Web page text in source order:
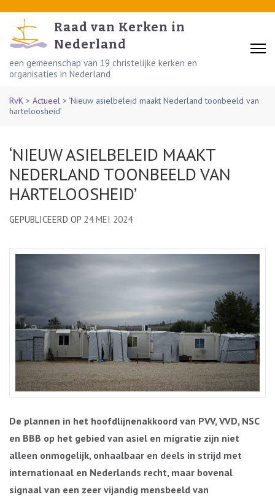
content
(Press
Enter)
Raad van Kerken in
Nederland
een gemeenschap van 19 christelijke kerken en
organisaties in Nederland
RvK > Actueel > ‘Nieuw asielbeleid maakt Nederland toonbeeld van
harteloosheid’
‘NIEUW ASIELBELEID MAAKT
NEDERLAND TOONBEELD VAN
HARTELOOSHEID’
GEPUBLICEERD OP 24 MEI 2024
De plannen in het hoofdlijnenakkoord van PVV, VVD, NSC
en BBB op het gebied van asiel en migratie zijn niet
alleen onmogelijk, onhaalbaar en deels in strijd met
internationaal en Nederlands recht, maar bovenal
signaal van een zeer vijandig mensbeeld van